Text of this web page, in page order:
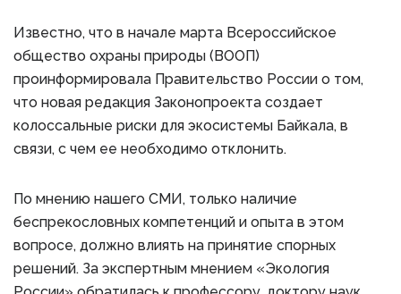
Известно, что в начале марта Всероссийское
общество охраны природы (ВООП)
проинформировала Правительство России о том,
что новая редакция Законопроекта создает
колоссальные риски для экосистемы Байкала, в
связи, с чем ее необходимо отклонить.
По мнению нашего СМИ, только наличие
беспрекословных компетенций и опыта в этом
вопросе, должно влиять на принятие спорных
решений. За экспертным мнением «Экология